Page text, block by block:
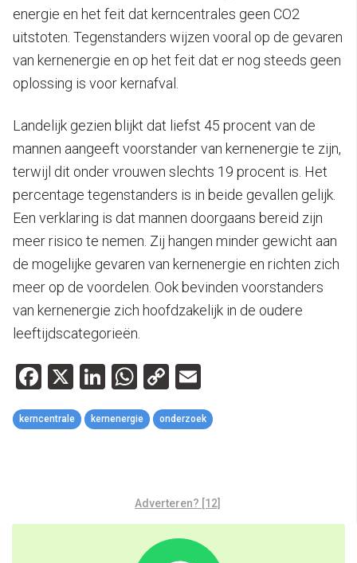
energie en het feit dat kerncentrales geen CO2
uitstoten. Tegenstanders wijzen vooral op de gevaren
van kernenergie en op het feit dat er nog steeds geen
oplossing is voor kernafval.
Landelijk gezien blijkt dat liefst 45 procent van de
mannen aangeeft voorstander van kernenergie te zijn,
terwijl dit onder vrouwen slechts 19 procent is. Het
percentage tegenstanders is in beide gevallen gelijk.
Een verklaring is dat mannen doorgaans bereid zijn
meer risico te nemen. Zij hangen minder gewicht aan
de mogelijke gevaren van kernenergie en richten zich
meer op de voordelen. Ook bevinden voorstanders
van kernenergie zich hoofdzakelijk in de oudere
leeftijdscategorieën.
Facebook
X LinkedIn
WhatsApp
Copy
Link
kerncentrale kernenergie onderzoek
Adverteren? [12]